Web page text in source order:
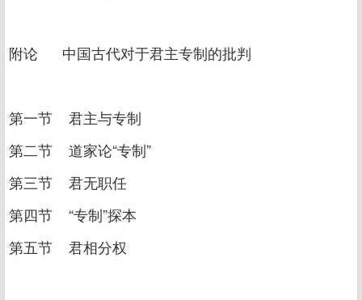
附论 中国古代对于君主专制的批判
第一节 君主与专制
第二节 道家论“专制”
第三节 君无职任
第四节 “专制”探本
第五节 君相分权